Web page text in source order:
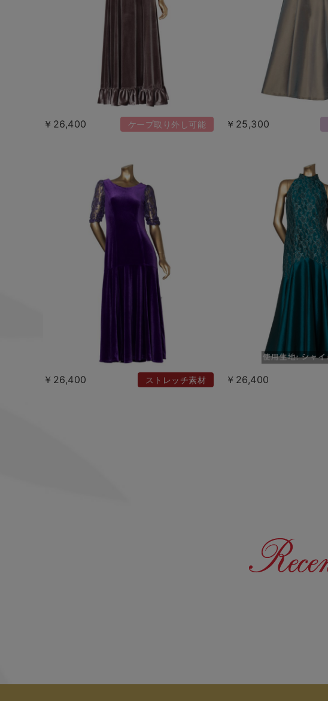
￥26,400 ケープ取り外し可能 ￥25,300
￥26,400 ストレッチ素材 ￥26,400